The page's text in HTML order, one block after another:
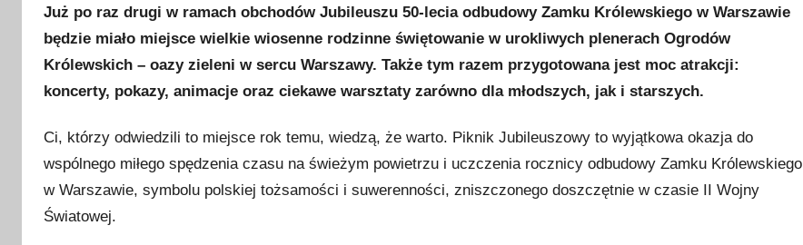
l
i
k
o
a
n
o
1
Już po raz drugi w ramach obchodów Jubileuszu 50-lecia odbudowy Zamku Królewskiego w Warszawie
będzie miało miejsce wielkie wiosenne rodzinne świętowanie w urokliwych plenerach Ogrodów
Królewskich – oazy zieleni w sercu Warszawy. Także tym razem przygotowana jest moc atrakcji:
koncerty, pokazy, animacje oraz ciekawe warsztaty zarówno dla młodszych, jak i starszych.
Ci, którzy odwiedzili to miejsce rok temu, wiedzą, że warto. Piknik Jubileuszowy to wyjątkowa okazja do
wspólnego miłego spędzenia czasu na świeżym powietrzu i uczczenia rocznicy odbudowy Zamku Królewskiego
w Warszawie, symbolu polskiej tożsamości i suwerenności, zniszczonego doszczętnie w czasie II Wojny
Światowej.